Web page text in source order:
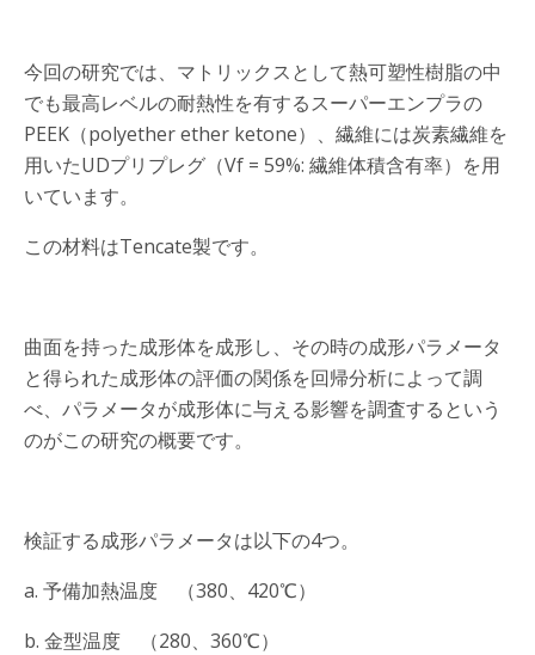
今回の研究では、マトリックスとして熱可塑性樹脂の中
でも最高レベルの耐熱性を有するスーパーエンプラの
PEEK（polyether ether ketone）、繊維には炭素繊維を
用いたUDプリプレグ（Vf = 59%: 繊維体積含有率）を用
いています。
この材料はTencate製です。
曲面を持った成形体を成形し、その時の成形パラメータ
と得られた成形体の評価の関係を回帰分析によって調
べ、パラメータが成形体に与える影響を調査するという
のがこの研究の概要です。
検証する成形パラメータは以下の4つ。
a. 予備加熱温度 （380、420℃）
b. 金型温度 （280、360℃）